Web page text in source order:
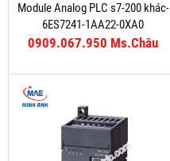
Module Analog PLC s7-200 khác-
6ES7241-1AA22-0XA0
0909.067.950 Ms.Châu